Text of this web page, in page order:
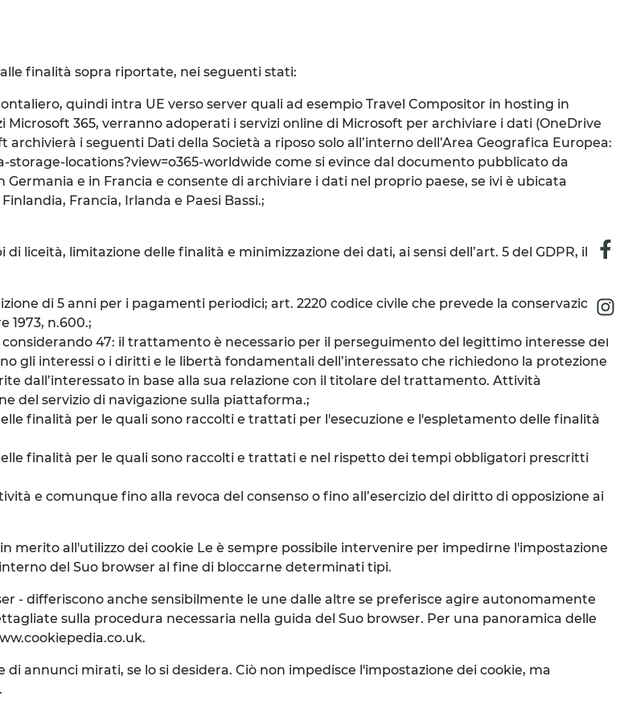
finalità sopra riportate, nei seguenti stati:
quindi intra UE verso server quali ad esempio Travel Compositor in hosting in
Microsoft 365, verranno adoperati i servizi online di Microsoft per archiviare i dati (OneDrive
i seguenti Dati della Società a riposo solo all’interno dell’Area Geografica Europea:
locations?view=o365-worldwide come si evince dal documento pubblicato da
e in Francia e consente di archiviare i dati nel proprio paese, se ivi è ubicata
Francia, Irlanda e Paesi Bassi.;
liceità, limitazione delle finalità e minimizzazione dei dati, ai sensi dell’art. 5 del GDPR, il
di 5 anni per i pagamenti periodici; art. 2220 codice civile che prevede la conservazione
1973, n.600.;
47: il trattamento è necessario per il perseguimento del legittimo interesse del
gli interessi o i diritti e le libertà fondamentali dell’interessato che richiedono la protezione
dall’interessato in base alla sua relazione con il titolare del trattamento. Attività
del servizio di navigazione sulla piattaforma.;
finalità per le quali sono raccolti e trattati per l'esecuzione e l'espletamento delle finalità
finalità per le quali sono raccolti e trattati e nel rispetto dei tempi obbligatori prescritti
e comunque fino alla revoca del consenso o fino all’esercizio del diritto di opposizione ai
merito all'utilizzo dei cookie Le è sempre possibile intervenire per impedirne l'impostazione
del Suo browser al fine di bloccarne determinati tipi.
- differiscono anche sensibilmente le une dalle altre se preferisce agire autonomamente
sulla procedura necessaria nella guida del Suo browser. Per una panoramica delle
annunci mirati, se lo si desidera. Ciò non impedisce l'impostazione dei cookie, ma